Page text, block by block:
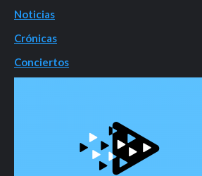
Noticias
Crónicas
Conciertos